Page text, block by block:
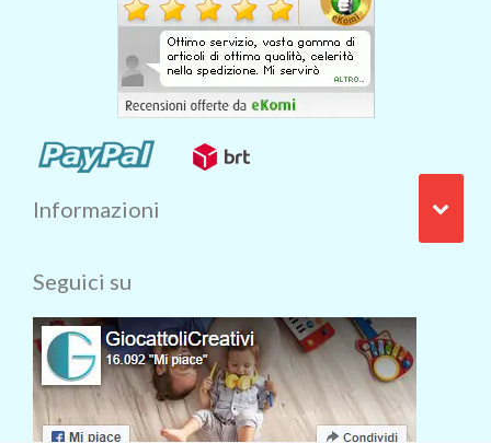
Informazioni
Seguici su